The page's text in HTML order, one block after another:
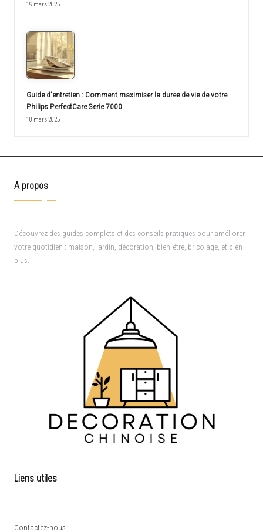
19 mars 2025
Guide d’entretien : Comment maximiser la duree de vie de votre
Philips PerfectCare Serie 7000
10 mars 2025
A propos
Découvrez des guides complets et des conseils pratiques pour améliorer
votre quotidien : maison, jardin, décoration, bien-être, bricolage, et bien
plus.
Liens utiles
Contactez-nous